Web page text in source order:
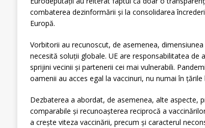
combaterea dezinformării și la consolidarea
Europă.
Vorbitorii au recunoscut, de asemenea,
necesită soluții globale. UE are responsabilitatea de
sprijini vecinii și partenerii cei mai vulnerabili.
oamenii au acces egal la vaccinuri, nu numai în
Dezbaterea a abordat, de asemenea, alte aspecte,
comparabile și recunoașterea reciprocă a
a crește viteza vaccinării, precum și caracterul